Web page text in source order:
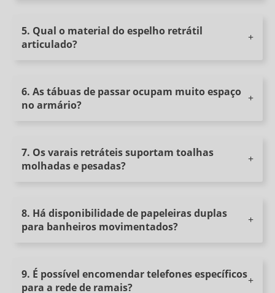
SUPORTE DE MALA KB-SDM-127
HT-20
TELEFONE PARA APARTAMENTO LUXO KB TA 77
TELEFONE PARA APARTAMENTO MID SCALE KB TA 62
TELEFONE PARA LOBBY OU EMERGÊNCIA
VARAL RETRÁTIL
TERMÔMETRO INFRAVERMELHO DE PADRÃO CLÍNICO BITEWJ-02
5. Qual o material do espelho retrátil
articulado?
6. As tábuas de passar ocupam muito espaço
no armário?
7. Os varais retráteis suportam toalhas
molhadas e pesadas?
8. Há disponibilidade de papeleiras duplas
para banheiros movimentados?
9. É possível encomendar telefones específicos
para a rede de ramais?